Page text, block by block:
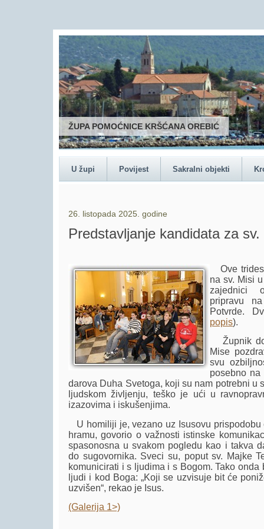
ŽUPA POMOĆNICE KRŠĆANA OREBIĆ
U župi Povijest Sakralni objekti
26. listopada 2025. godine
Predstavljanje kandidata za
Ove
na sv. Misi
zajednici
pripravu
Potvrde.
popis).
Župnik
Mise
svu
posebno na
darova Duha Svetoga, koji su nam potrebni u
ljudskom življenju, teško je ući u
izazovima i iskušenjima.
U homiliji je, vezano uz Isusovu
hramu, govorio o važnosti istinske
spasonosna u svakom pogledu kao i takva
do sugovornika. Sveci su, poput sv. Majke
komunicirati i s ljudima i s Bogom. Tako
ljudi i kod Boga: „Koji se uzvisuje bit će
uzvišen“, rekao je Isus.
(Galerija 1>)